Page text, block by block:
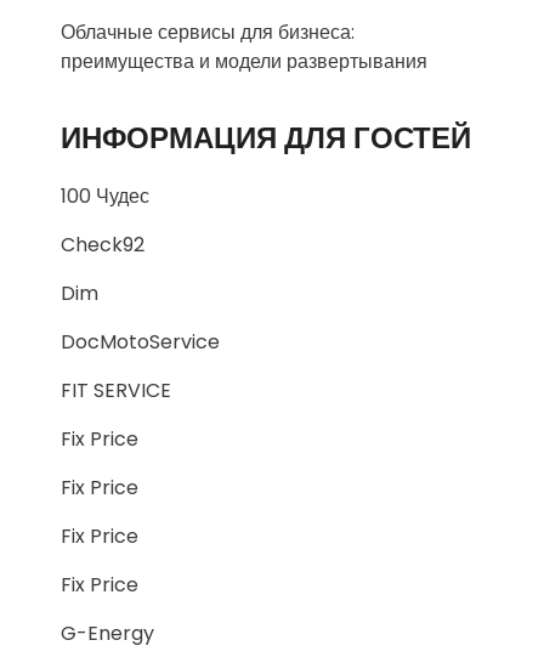
Облачные сервисы для бизнеса:
преимущества и модели развертывания
ИНФОРМАЦИЯ ДЛЯ ГОСТЕЙ
100 Чудес
Check92
Dim
DocMotoService
FIT SERVICE
Fix Price
Fix Price
Fix Price
Fix Price
G-Energy